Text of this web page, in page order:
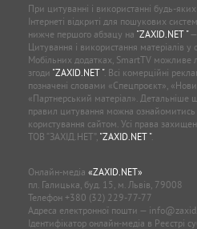
При цитуванні і використанні будь-яких
Інтернеті відкриті для пошукових
нижче першого абзацу на "ZAXID.NET "—
Цитування і використання матеріалів
Мобільних додатках, SmartTV можливе
згоди "ZAXID.NET ". Всі комерційні
позначені словами «Спецпроєкт»,
«Партнерський матеріал». Детальніше
правил цитування можна ознайомитись
користування сайтом. Усі права
ТОВ “ЗАХІД.НЕТ”, "ZAXID.NET ".
Онлайн-медіа «ZAXID.NET»
пл. Галицька, буд. 15, м. Львів, 79008
Телефон +380 (32) 229-77-77
Адреса електронної пошти —
Ідентифікатор онлайн-медіа в Реєстрі